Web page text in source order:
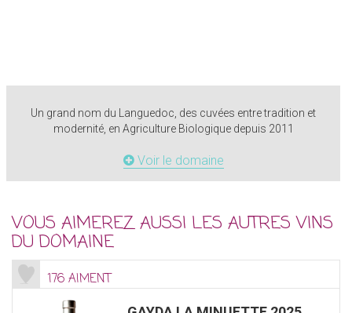
Un grand nom du Languedoc, des cuvées entre tradition et
modernité, en Agriculture Biologique depuis 2011
Voir le domaine
VOUS AIMEREZ AUSSI LES AUTRES VINS
DU DOMAINE
176 AIMENT